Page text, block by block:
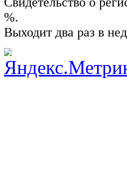
%.
Выходит два раз в